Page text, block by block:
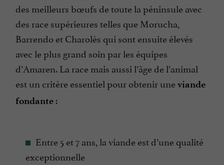
des meilleurs bœufs de toute la péninsule avec
des race supérieures telles que Morucha,
Barrendo et Charolès qui sont ensuite élevés
avec le plus grand soin par les équipes
d’Amaren. La race mais aussi l’âge de l’animal
est un critère essentiel pour obtenir uneviande
fondante :
Entre 5 et 7 ans, la viande est d’une qualité
exceptionnelle